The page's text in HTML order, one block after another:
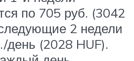
по 705 руб. (3042
2 недели
день (2028 HUF).